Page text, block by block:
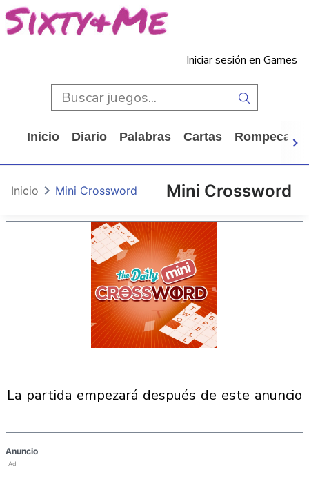
Iniciar sesión en Games
Inicio Diario Palabras Cartas
Mini Crossword
Inicio Mini Crossword
la partida empezará después de este anuncio
Anuncio
Ad